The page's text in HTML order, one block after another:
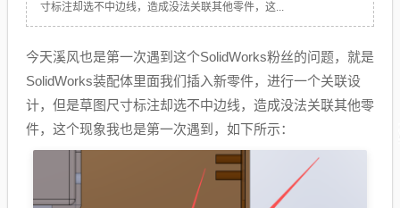
寸标注却选不中边线，造成没法关联其他零件，这...
今天溪风也是第一次遇到这个SolidWorks粉丝的问题，就是
SolidWorks装配体里面我们插入新零件，进行一个关联设
计，但是草图尺寸标注却选不中边线，造成没法关联其他零
件，这个现象我也是第一次遇到，如下所示：